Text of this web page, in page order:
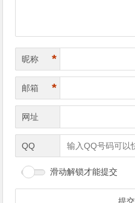
昵称 *
邮箱 *
网址
QQ
滑动解锁才能提交